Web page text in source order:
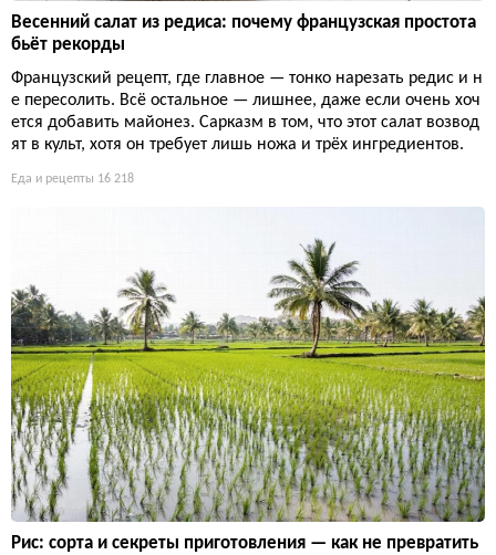
Весенний салат из редиса: почему французская простота
бьёт рекорды
Французский рецепт, где главное — тонко нарезать редис и н
е пересолить. Всё остальное — лишнее, даже если очень хоч
ется добавить майонез. Сарказм в том, что этот салат возвод
ят в культ, хотя он требует лишь ножа и трёх ингредиентов.
Еда и рецепты 16 218
Рис: сорта и секреты приготовления — как не превратить